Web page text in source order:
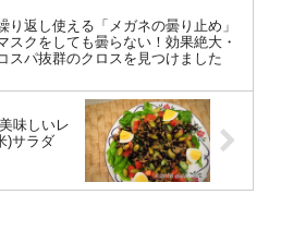
り返し使える「メガネの曇り止め」
スクをしても曇らない！効果絶大・
スパ抜群のクロスを見つけました
味しいレ
)サラダ